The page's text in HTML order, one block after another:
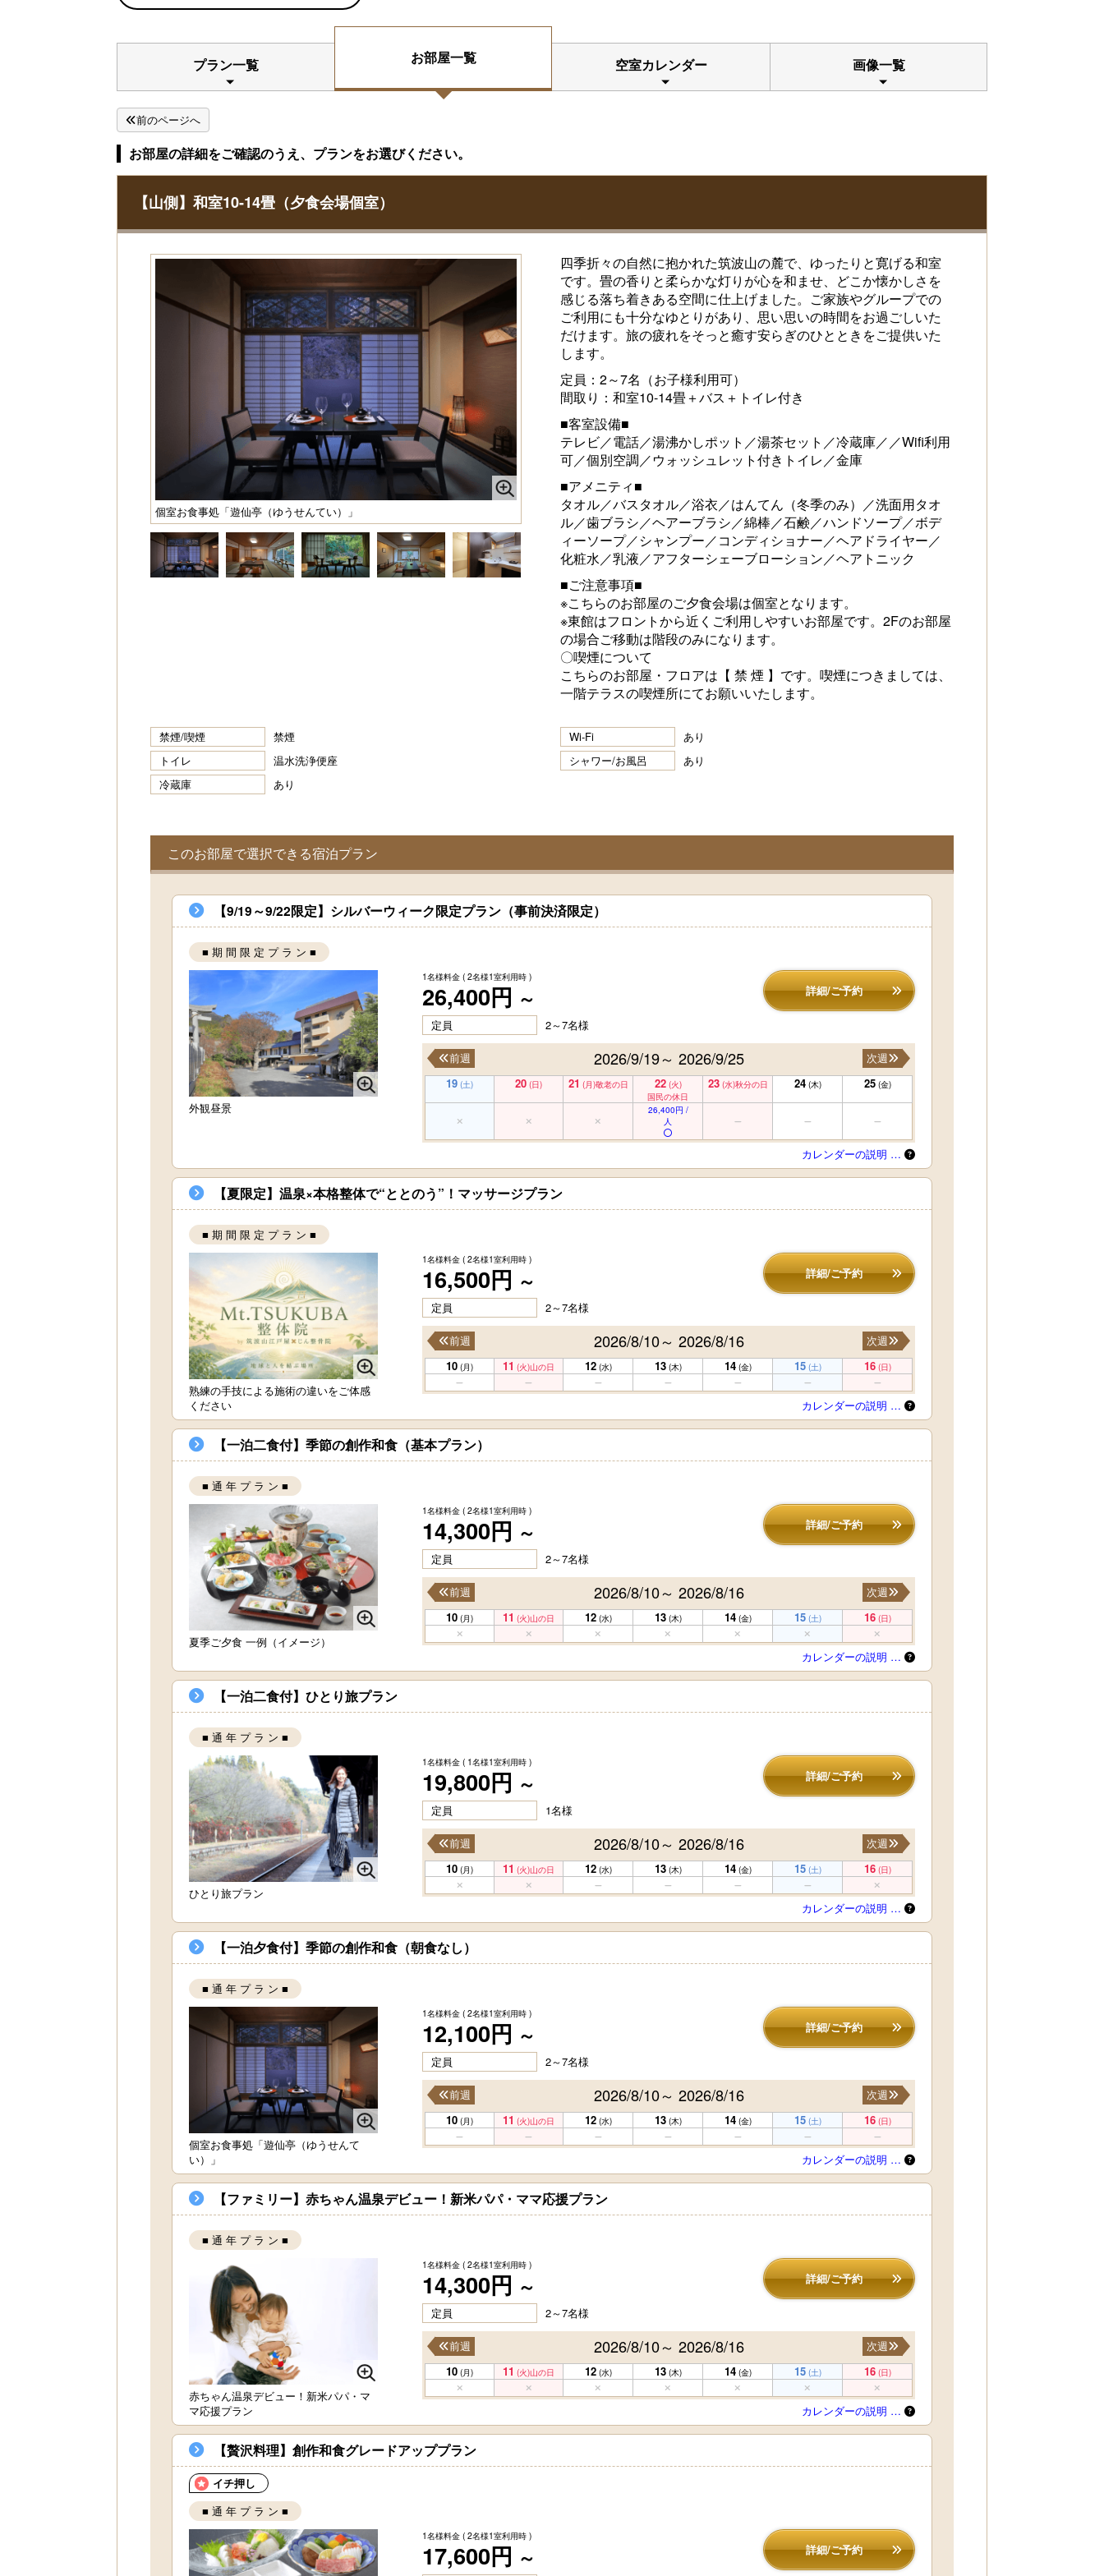
プラン一覧 お部屋一覧 空室カレンダー 画像一覧
前のページへ
お部屋の詳細をご確認のうえ、プランをお選びください。
【山側】和室10-14畳（夕食会場個室）
個室お食事処「遊仙亭（ゆうせんてい）」
四季折々の自然に抱かれた筑波山の麓で、ゆったりと寛げる和室
です。畳の香りと柔らかな灯りが心を和ませ、どこか懐かしさを
感じる落ち着きある空間に仕上げました。ご家族やグループでの
ご利用にも十分なゆとりがあり、思い思いの時間をお過ごしいた
だけます。旅の疲れをそっと癒す安らぎのひとときをご提供いた
します。
定員：2～7名（お子様利用可）
間取り：和室10-14畳＋バス＋トイレ付き
■客室設備■
テレビ／電話／湯沸かしポット／湯茶セット／冷蔵庫／／Wifi利用
可／個別空調／ウォッシュレット付きトイレ／金庫
■アメニティ■
タオル／バスタオル／浴衣／はんてん（冬季のみ）／洗面用タオ
ル／歯ブラシ／ヘアーブラシ／綿棒／石鹸／ハンドソープ／ボデ
ィーソープ／シャンプー／コンディショナー／ヘアドライヤー／
化粧水／乳液／アフターシェーブローション／ヘアトニック
■ご注意事項■
※こちらのお部屋のご夕食会場は個室となります。
※東館はフロントから近くご利用しやすいお部屋です。2Fのお部屋
の場合ご移動は階段のみになります。
〇喫煙について
こちらのお部屋・フロアは【 禁 煙 】です。喫煙につきましては、
一階テラスの喫煙所にてお願いいたします。
禁煙/喫煙 禁煙 Wi-Fi
あり
トイレ
温水洗浄便座 シャワー/お風呂
あり
冷蔵庫
あり
このお部屋で選択できる宿泊プラン
【9/19～9/22限定】シルバーウィーク限定プラン（事前決済限定）
■ 期 間 限 定 プ ラ ン ■
外観昼景
1名様料金 ( 2名様1室利用時 )
26,400円 ～ 詳細/ご予約
定員 2～7名様
2026/9/19～ 2026/9/25
前週
次週
19 (土) 20 (日) 21 (月)敬老の日 22 (火)
国民の休日
23 (水)秋分の日 24 (木) 25 (金)
26,400円 /
人
カレンダーの説明 …
【夏限定】温泉×本格整体で“ととのう”！マッサージプラン
■ 期 間 限 定 プ ラ ン ■
熟練の手技による施術の違いをご体感
ください
1名様料金 ( 2名様1室利用時 )
16,500円 ～ 詳細/ご予約
定員 2～7名様
2026/8/10～ 2026/8/16
前週
次週
10 (月) 11 (火)山の日 12 (水) 13 (木) 14 (金) 15 (土) 16 (日)
カレンダーの説明 …
【一泊二食付】季節の創作和食（基本プラン）
■ 通 年 プ ラ ン ■
夏季ご夕食 一例（イメージ）
1名様料金 ( 2名様1室利用時 )
14,300円 ～ 詳細/ご予約
定員 2～7名様
2026/8/10～ 2026/8/16
前週
次週
10 (月) 11 (火)山の日 12 (水) 13 (木) 14 (金) 15 (土) 16 (日)
カレンダーの説明 …
【一泊二食付】ひとり旅プラン
■ 通 年 プ ラ ン ■
ひとり旅プラン
1名様料金 ( 1名様1室利用時 )
19,800円 ～ 詳細/ご予約
定員 1名様
2026/8/10～ 2026/8/16
前週
次週
10 (月) 11 (火)山の日 12 (水) 13 (木) 14 (金) 15 (土) 16 (日)
カレンダーの説明 …
【一泊夕食付】季節の創作和食（朝食なし）
■ 通 年 プ ラ ン ■
個室お食事処「遊仙亭（ゆうせんて
い）」
1名様料金 ( 2名様1室利用時 )
12,100円 ～ 詳細/ご予約
定員 2～7名様
2026/8/10～ 2026/8/16
前週
次週
10 (月) 11 (火)山の日 12 (水) 13 (木) 14 (金) 15 (土) 16 (日)
カレンダーの説明 …
【ファミリー】赤ちゃん温泉デビュー！新米パパ・ママ応援プラン
■ 通 年 プ ラ ン ■
赤ちゃん温泉デビュー！新米パパ・マ
マ応援プラン
1名様料金 ( 2名様1室利用時 )
14,300円 ～ 詳細/ご予約
定員 2～7名様
2026/8/10～ 2026/8/16
前週
次週
10 (月) 11 (火)山の日 12 (水) 13 (木) 14 (金) 15 (土) 16 (日)
カレンダーの説明 …
【贅沢料理】創作和食グレードアッププラン
イチ押し
■ 通 年 プ ラ ン ■
1名様料金 ( 2名様1室利用時 )
17,600円 ～ 詳細/ご予約